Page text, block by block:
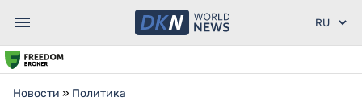
Новости » Политика